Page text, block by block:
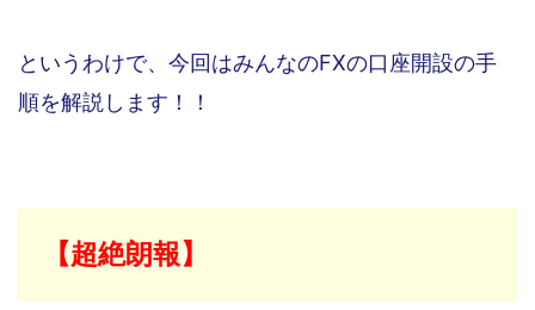
というわけで、今回はみんなのFXの口座開設の手
順を解説します！！
【超絶朗報】